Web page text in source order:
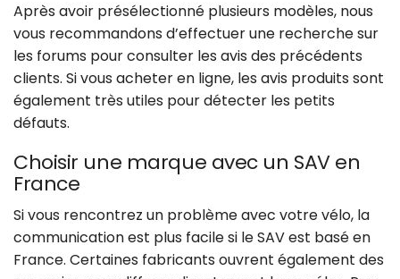
Après avoir présélectionné plusieurs modèles, nous
vous recommandons d’effectuer une recherche sur
les forums pour consulter les avis des précédents
clients. Si vous acheter en ligne, les avis produits sont
également très utiles pour détecter les petits
défauts.
Choisir une marque avec un SAV en
France
Si vous rencontrez un problème avec votre vélo, la
communication est plus facile si le SAV est basé en
France. Certaines fabricants ouvrent également des